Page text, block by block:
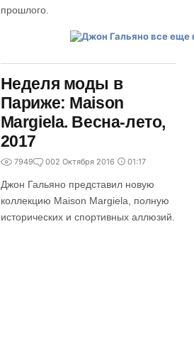
прошлого.
Неделя моды в
Париже: Maison
Margiela. Весна-лето,
2017
7949 002 Октября 2016 01:17
Джон Гальяно представил новую
коллекцию Maison Margiela, полную
исторических и спортивных аллюзий.